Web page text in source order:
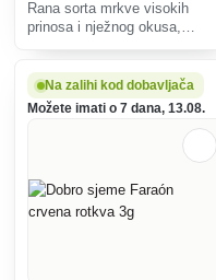
Rana sorta mrkve visokih
prinosa i nježnog okusa,
otporan na bolesti, pogodan za
različite vrste tla.
Na zalihi kod dobavljača
Možete imati o 7 dana, 13.08.